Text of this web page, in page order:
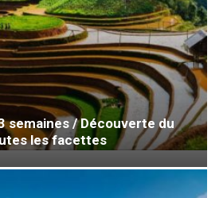
semaines / Découverte du
les facettes